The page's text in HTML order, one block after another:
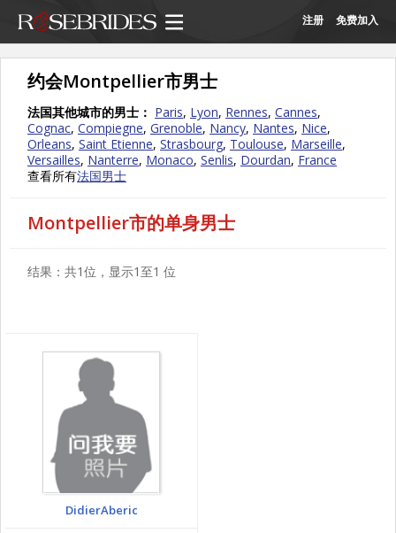
注册 免费加入
约会Montpellier市男士
法国其他城市的男士： Paris, Lyon, Rennes, Cannes,
Cognac, Compiegne, Grenoble, Nancy, Nantes, Nice,
Orleans, Saint Etienne, Strasbourg, Toulouse, Marseille,
Versailles, Nanterre, Monaco, Senlis, Dourdan, France
查看所有法国男士
Montpellier市的单身男士
结果：共1位，显示1至1 位
DidierAberic